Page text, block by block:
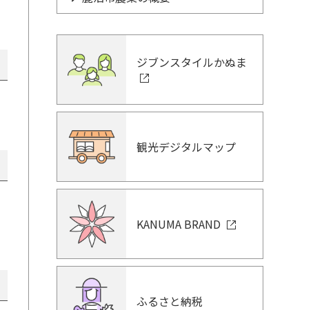
ジブンスタイルかぬま
観光デジタルマップ
KANUMA BRAND
ふるさと納税